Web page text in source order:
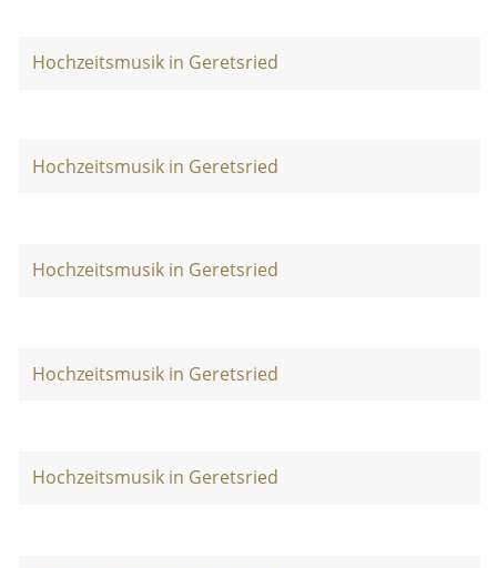
Hochzeitsmusik in Geretsried
Hochzeitsmusik in Geretsried
Hochzeitsmusik in Geretsried
Hochzeitsmusik in Geretsried
Hochzeitsmusik in Geretsried